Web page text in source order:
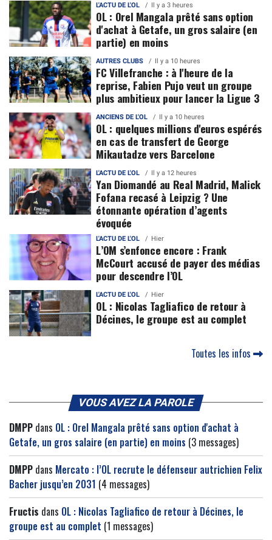
L'ACTU DE L'OL Il y a 3 heures
OL : Orel Mangala prêté sans option
d'achat à Getafe, un gros salaire (en
partie) en moins
AUTRES CLUBS Il y a 10 heures
FC Villefranche : à l'heure de la
reprise, Fabien Pujo veut un groupe
plus ambitieux pour lancer la Ligue 3
ANCIENS DE L'OL Il y a 10 heures
OL : quelques millions d'euros espérés
en cas de transfert de George
Mikautadze vers Barcelone
L'ACTU DE L'OL Il y a 12 heures
Yan Diomandé au Real Madrid, Malick
Fofana recasé à Leipzig ? Une
étonnante opération d’agents
évoquée
L'ACTU DE L'OL Hier
L’OM s’enfonce encore : Frank
McCourt accusé de payer des médias
pour descendre l’OL
L'ACTU DE L'OL Hier
OL : Nicolas Tagliafico de retour à
Décines, le groupe est au complet
Toutes les infos
VOUS AVEZ LA PAROLE
DMPP dans OL : Orel Mangala prêté sans option d'achat à
Getafe, un gros salaire (en partie) en moins (3 messages)
DMPP dans Mercato : l’OL recrute le défenseur autrichien Felix
Bacher jusqu’en 2031 (4 messages)
Fructis dans OL : Nicolas Tagliafico de retour à Décines, le
groupe est au complet (1 messages)